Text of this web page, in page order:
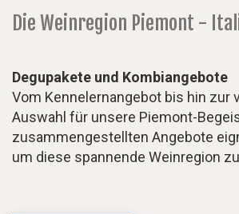
Die Weinregion Piemont -
Degupakete und Kombiangebote
Vom Kennelernangebot bis hin zur
Auswahl für unsere Piemont-
zusammengestellten Angebote
um diese spannende Weinregion